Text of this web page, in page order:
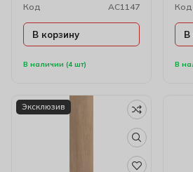
В наличии (4 шт)
Код
AC1147
В корзину
В
Код
В
Эксклюзив